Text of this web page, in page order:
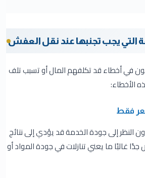
التي يجب تجنبها عند نقل العفش
في أخطاء قد تكلفهم المال أو تسبب تلف
الأخطاء:
فقط
النظر إلى جودة الخدمة قد يؤدي إلى نتائج
غالبًا ما يعني تنازلات في جودة المواد أو